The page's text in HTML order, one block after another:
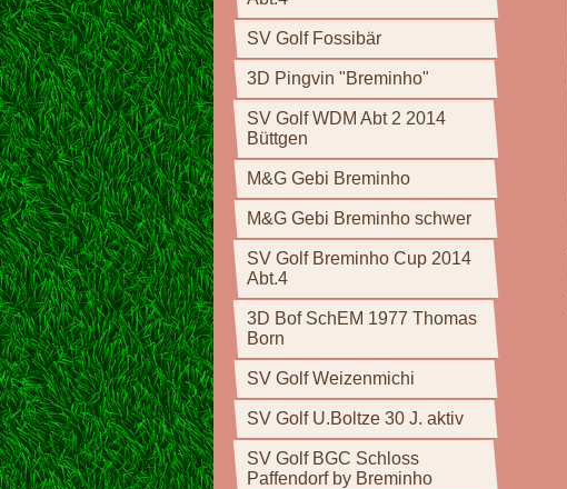
SV Golf Fossibär
3D Pingvin "Breminho"
SV Golf WDM Abt 2 2014
Büttgen
M&G Gebi Breminho
M&G Gebi Breminho schwer
SV Golf Breminho Cup 2014
Abt.4
3D Bof SchEM 1977 Thomas
Born
SV Golf Weizenmichi
SV Golf U.Boltze 30 J. aktiv
SV Golf BGC Schloss
Paffendorf by Breminho